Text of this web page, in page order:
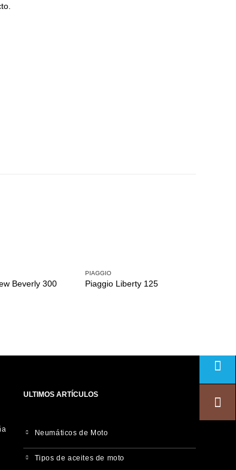
Beverly 300
PIAGGIO
Piaggio Liberty 125
ULTIMOS ARTÍCULOS
Neumáticos de Moto
Tipos de aceites de moto